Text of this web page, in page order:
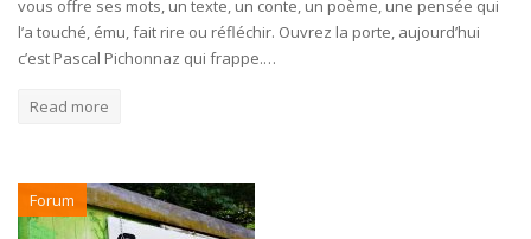
vous offre ses mots, un texte, un conte, un poème, une pensée qui
l’a touché, ému, fait rire ou réfléchir. Ouvrez la porte, aujourd’hui
c’est Pascal Pichonnaz qui frappe.…
Read more
Forum